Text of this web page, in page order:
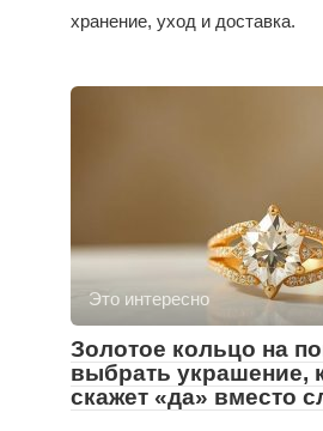
хранение, уход и доставка.
Это интересно
Золотое кольцо на
выбрать украшение,
скажет «да» вместо